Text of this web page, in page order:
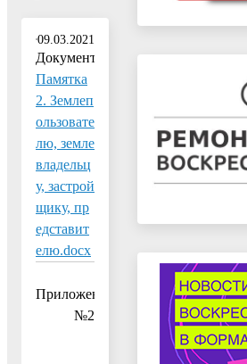
09.03.2021
Документ:
Памятка
2. Землеп
ользовате
лю, земле
владельц
у, застрой
щику, пр
едставит
елю.docx
Приложение
№2